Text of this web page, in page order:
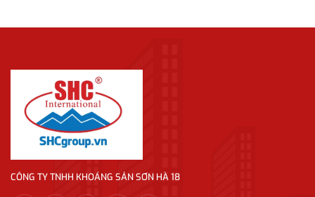
CÔNG TY TNHH KHOÁNG SẢN SƠN HÀ 18